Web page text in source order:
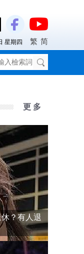
星期四 繁 简
更 多
？有人退